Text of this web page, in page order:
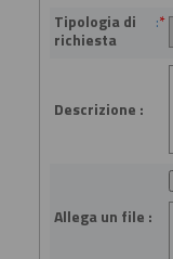
Tipologia di
richiesta
:*
Descrizione :
Allega un file :